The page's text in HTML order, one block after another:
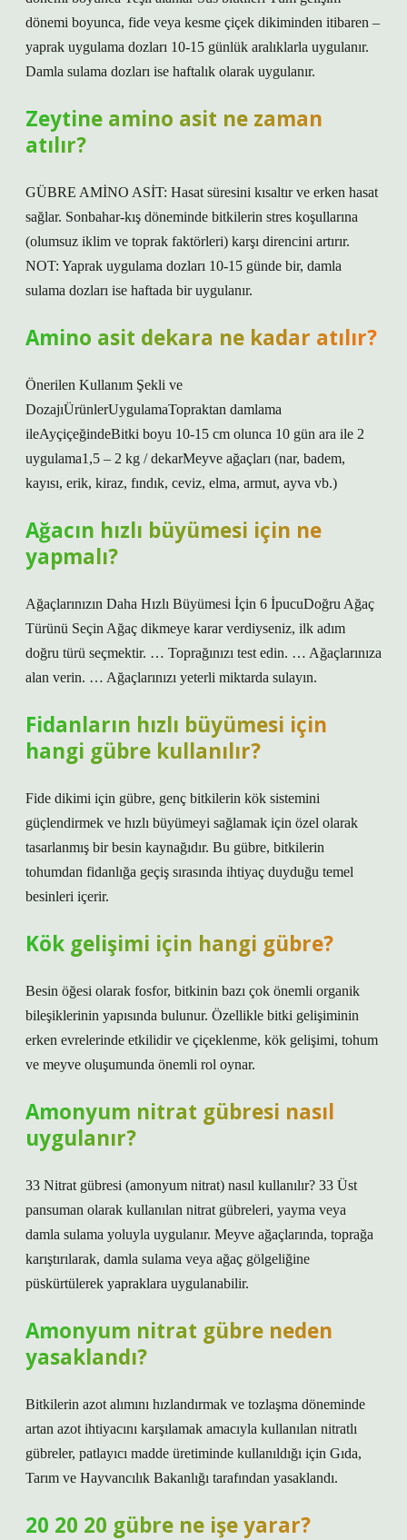
dönemi boyunca, fide veya kesme çiçek dikiminden itibaren –
yaprak uygulama dozları 10-15 günlük aralıklarla uygulanır.
Damla sulama dozları ise haftalık olarak uygulanır.
Zeytine amino asit ne zaman
atılır?
GÜBRE AMİNO ASİT: Hasat süresini kısaltır ve erken hasat
sağlar. Sonbahar-kış döneminde bitkilerin stres koşullarına
(olumsuz iklim ve toprak faktörleri) karşı direncini artırır.
NOT: Yaprak uygulama dozları 10-15 günde bir, damla
sulama dozları ise haftada bir uygulanır.
Amino asit dekara ne kadar atılır?
Önerilen Kullanım Şekli ve
DozajıÜrünlerUygulamaTopraktan damlama
ileAyçiçeğindeBitki boyu 10-15 cm olunca 10 gün ara ile 2
uygulama1,5 – 2 kg / dekarMeyve ağaçları (nar, badem,
kayısı, erik, kiraz, fındık, ceviz, elma, armut, ayva vb.)
Ağacın hızlı büyümesi için ne
yapmalı?
Ağaçlarınızın Daha Hızlı Büyümesi İçin 6 İpucuDoğru Ağaç
Türünü Seçin Ağaç dikmeye karar verdiyseniz, ilk adım
doğru türü seçmektir. … Toprağınızı test edin. … Ağaçlarınıza
alan verin. … Ağaçlarınızı yeterli miktarda sulayın.
Fidanların hızlı büyümesi için
hangi gübre kullanılır?
Fide dikimi için gübre, genç bitkilerin kök sistemini
güçlendirmek ve hızlı büyümeyi sağlamak için özel olarak
tasarlanmış bir besin kaynağıdır. Bu gübre, bitkilerin
tohumdan fidanlığa geçiş sırasında ihtiyaç duyduğu temel
besinleri içerir.
Kök gelişimi için hangi gübre?
Besin öğesi olarak fosfor, bitkinin bazı çok önemli organik
bileşiklerinin yapısında bulunur. Özellikle bitki gelişiminin
erken evrelerinde etkilidir ve çiçeklenme, kök gelişimi, tohum
ve meyve oluşumunda önemli rol oynar.
Amonyum nitrat gübresi nasıl
uygulanır?
33 Nitrat gübresi (amonyum nitrat) nasıl kullanılır? 33 Üst
pansuman olarak kullanılan nitrat gübreleri, yayma veya
damla sulama yoluyla uygulanır. Meyve ağaçlarında, toprağa
karıştırılarak, damla sulama veya ağaç gölgeliğine
püskürtülerek yapraklara uygulanabilir.
Amonyum nitrat gübre neden
yasaklandı?
Bitkilerin azot alımını hızlandırmak ve tozlaşma döneminde
artan azot ihtiyacını karşılamak amacıyla kullanılan nitratlı
gübreler, patlayıcı madde üretiminde kullanıldığı için Gıda,
Tarım ve Hayvancılık Bakanlığı tarafından yasaklandı.
20 20 20 gübre ne işe yarar?